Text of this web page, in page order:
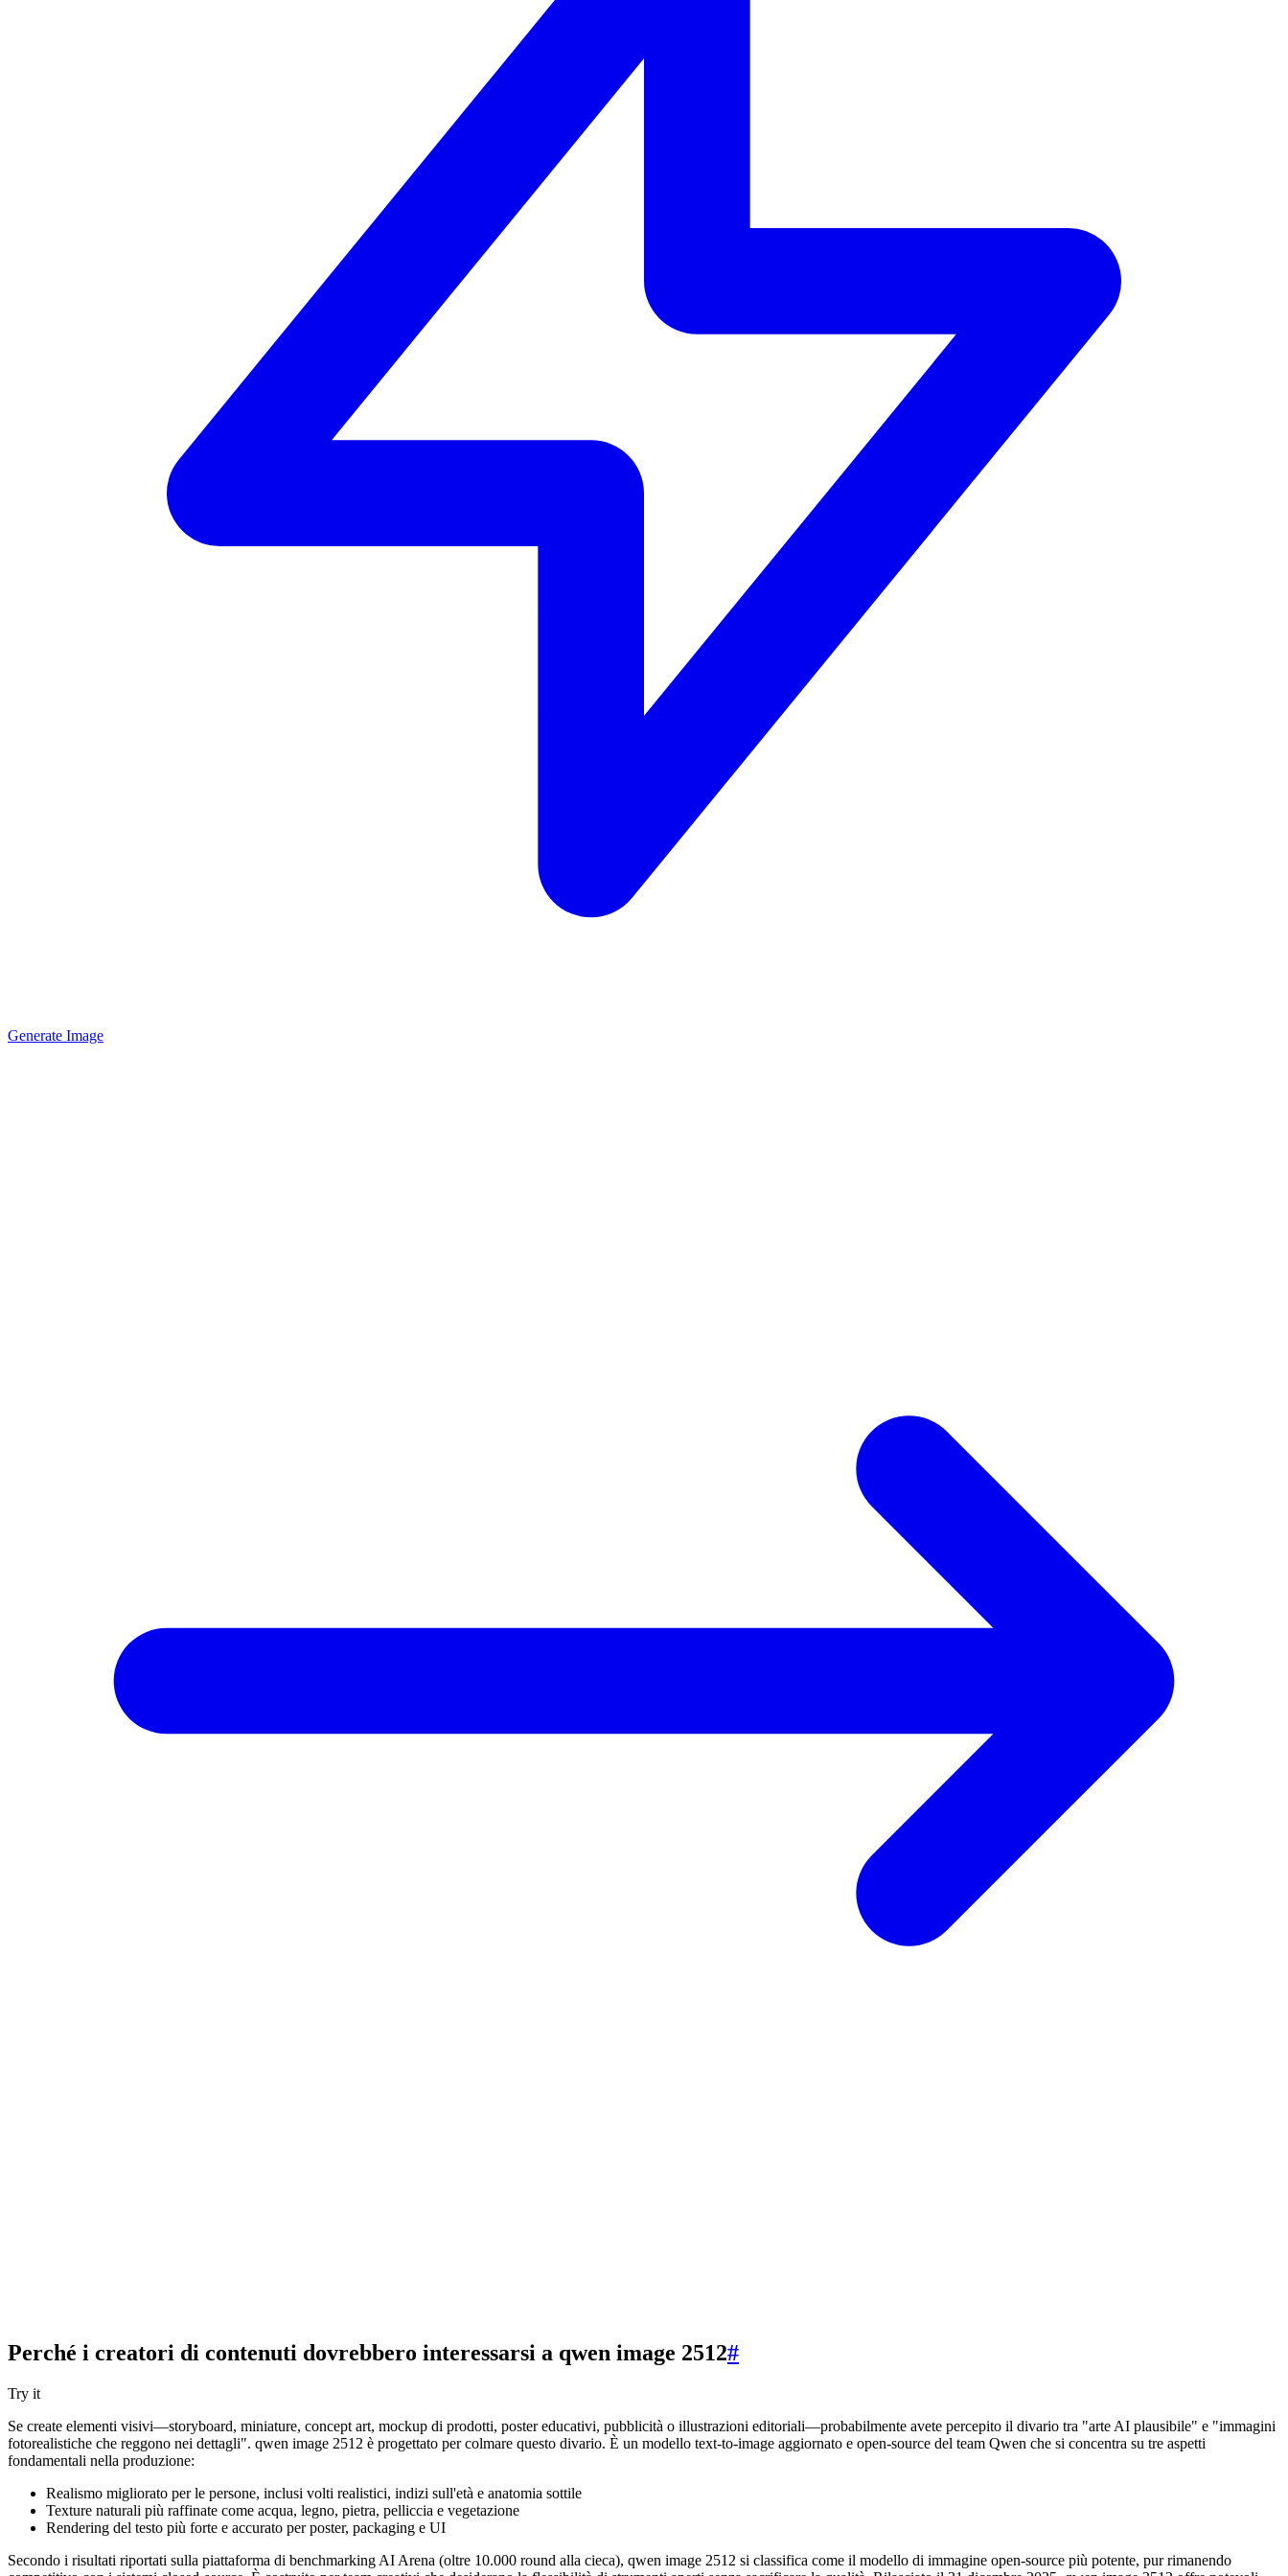
Generate Image
Perché i creatori di contenuti dovrebbero interessarsi a qwen image 2512#
Try it
Se create elementi visivi—storyboard, miniature, concept art, mockup di prodotti, poster educativi, pubblicità o illustrazioni editoriali—probabilmente avete percepito il divario tra "arte AI plausibile" e "immagini
fotorealistiche che reggono nei dettagli". qwen image 2512 è progettato per colmare questo divario. È un modello text-to-image aggiornato e open-source del team Qwen che si concentra su tre aspetti
fondamentali nella produzione:
Realismo migliorato per le persone, inclusi volti realistici, indizi sull'età e anatomia sottile
Texture naturali più raffinate come acqua, legno, pietra, pelliccia e vegetazione
Rendering del testo più forte e accurato per poster, packaging e UI
Secondo i risultati riportati sulla piattaforma di benchmarking AI Arena (oltre 10.000 round alla cieca), qwen image 2512 si classifica come il modello di immagine open-source più potente, pur rimanendo